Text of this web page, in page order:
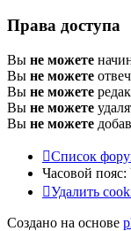
Права доступа
Вы не можете
Вы не можете
Вы не можете
Вы не можете
Вы не можете
Список
Часовой пояс:
Удалить
Создано на основе